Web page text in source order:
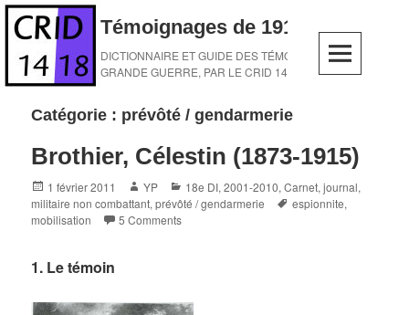
Skip
content
Témoignages de 1914-1918
DICTIONNAIRE ET GUIDE DES TÉMOINS DE LA
GRANDE GUERRE, PAR LE CRID 14-18
Catégorie : prévôté / gendarmerie
Brothier, Célestin (1873-1915)
Posted
on
1 février 2011 Author
YP Categories
18e DI,2001-2010,Carnet, journal,
militaire non combattant,prévôté / gendarmerie Tags
espionnite,
mobilisation
5 Comments
1. Le témoin